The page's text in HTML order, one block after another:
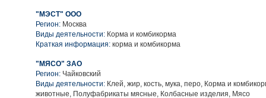
"МЭСТ" ООО
Регион: Москва
Виды деятельности: Корма и комбикорма
Краткая информация: корма и комбикорма
"МЯСО" ЗАО
Регион: Чайковский
Виды деятельности: Клей, жир, кость, мука, перо, Корма и
животные, Полуфабрикаты мясные, Колбасные изделия, Мясо